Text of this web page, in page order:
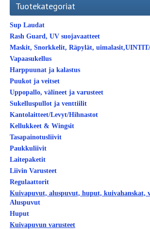
Tuotekategoriat
Sup Laudat
Rash Guard, UV suojavaatteet
Maskit, Snorkkelit, Räpylät,
Vapaasukellus
Harppuunat ja kalastus
Puukot ja veitset
Uppopallo, välineet ja varusteet
Sukelluspullot ja venttiilit
Kantolaitteet/Levyt/Hihnastot
Kellukkeet & Wingsit
Tasapainotusliivit
Paukkuliivit
Laitepaketit
Liivin Varusteet
Regulaattorit
Kuivapuvut, aluspuvut, huput, kuivahanskat,
Aluspuvut
Huput
Kuivapuvun varusteet